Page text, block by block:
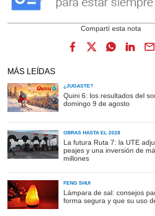
MÁS LEÍDAS
¿JUGASTE?
Quini 6: los resultados del
domingo 9 de agosto
OBRAS HASTA EL 2028
La futura Ruta 7: la UTE
peajes y una inversión de
millones
FENG SHUI
Lámpara de sal: consejos
forma segura y que su uso